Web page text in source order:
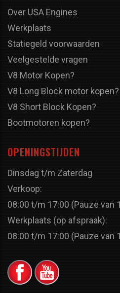
Over USA Engines
Werkplaats
Statiegeld voorwaarden
Veelgestelde vragen
V8 Motor Kopen?
V8 Long Block motor kopen?
V8 Short Block Kopen?
Bootmotoren kopen?
OPENINGSTIJDEN
Dinsdag t/m Zaterdag
Verkoop:
08:00 t/m 17:00 (Pauze van
Werkplaats (op afspraak):
08:00 t/m 17:00 (Pauze van